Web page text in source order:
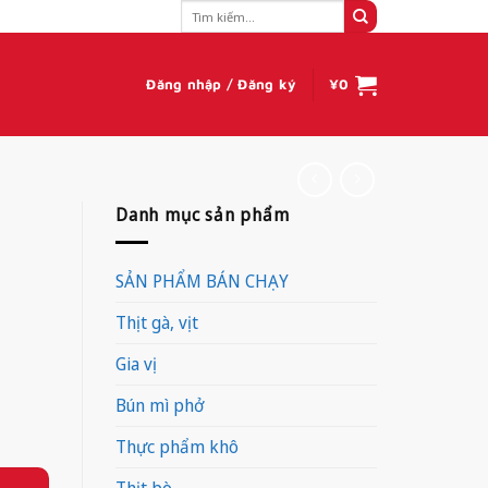
kiếm:
Đăng nhập / Đăng ký ¥0
Danh mục sản phẩm
SẢN PHẨM BÁN CHẠY
Thịt gà, vịt
Gia vị
Bún mì phở
Thực phẩm khô